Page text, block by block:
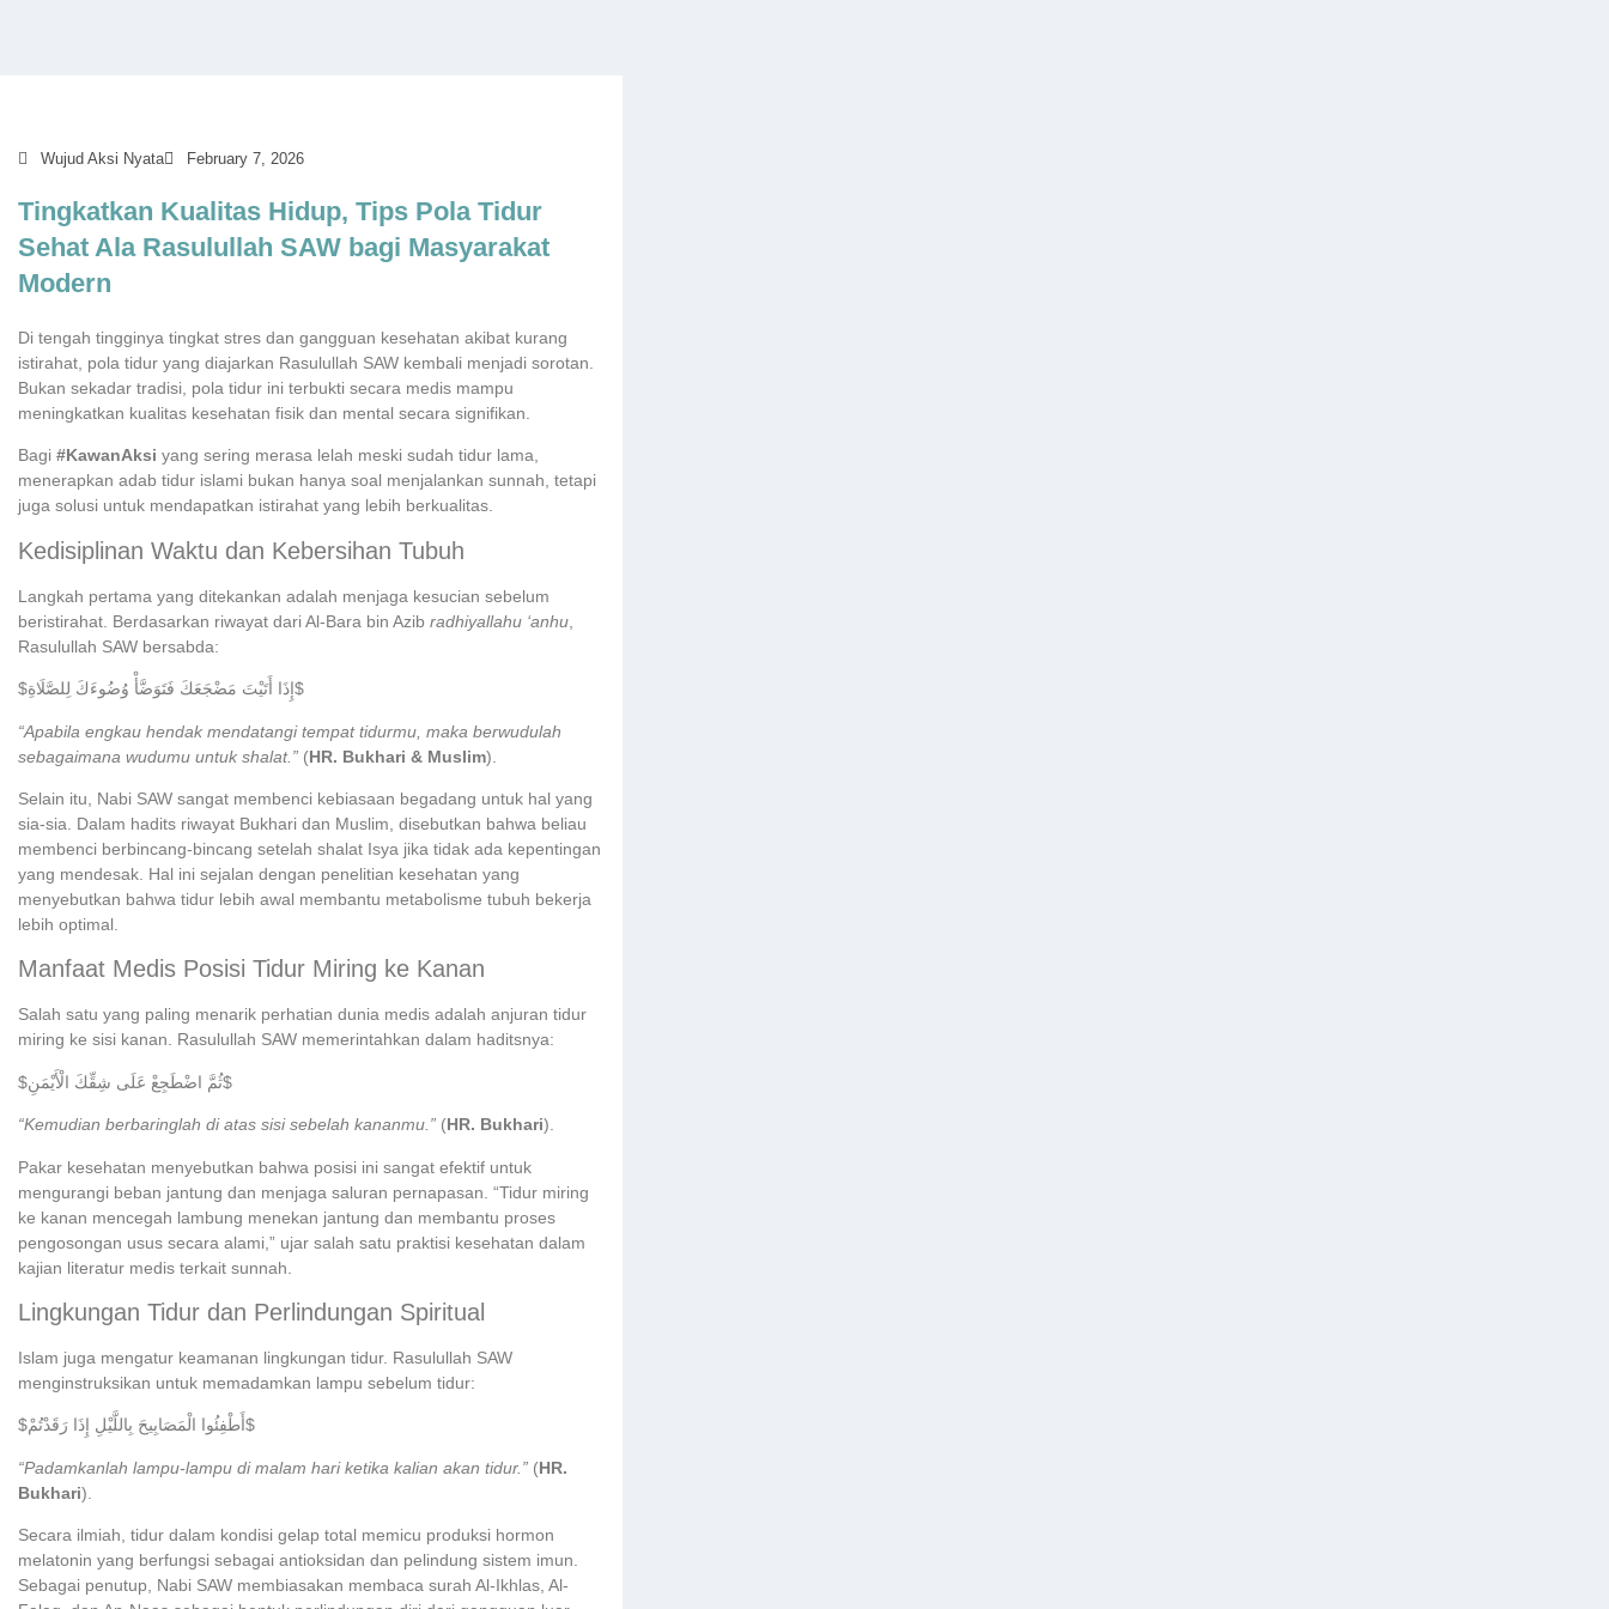
Wujud Aksi Nyata February 7, 2026
Tingkatkan Kualitas Hidup, Tips Pola Tidur
Sehat Ala Rasulullah SAW bagi Masyarakat
Modern
Di tengah tingginya tingkat stres dan gangguan kesehatan akibat kurang
istirahat, pola tidur yang diajarkan Rasulullah SAW kembali menjadi sorotan.
Bukan sekadar tradisi, pola tidur ini terbukti secara medis mampu
meningkatkan kualitas kesehatan fisik dan mental secara signifikan.
Bagi #KawanAksi yang sering merasa lelah meski sudah tidur lama,
menerapkan adab tidur islami bukan hanya soal menjalankan sunnah, tetapi
juga solusi untuk mendapatkan istirahat yang lebih berkualitas.
Kedisiplinan Waktu dan Kebersihan Tubuh
Langkah pertama yang ditekankan adalah menjaga kesucian sebelum
beristirahat. Berdasarkan riwayat dari Al-Bara bin Azib radhiyallahu ‘anhu
Rasulullah SAW bersabda:
$إِذَا أَتَيْتَ مَضْجَعَكَ فَتَوَضَّأْ وُضُوءَكَ لِلصَّلَاةِ$
“Apabila engkau hendak mendatangi tempat tidurmu, maka berwudulah
sebagaimana wudumu untuk shalat.” (HR. Bukhari & Muslim).
Selain itu, Nabi SAW sangat membenci kebiasaan begadang untuk hal yang
sia-sia. Dalam hadits riwayat Bukhari dan Muslim, disebutkan bahwa beliau
membenci berbincang-bincang setelah shalat Isya jika tidak ada kepentingan
yang mendesak. Hal ini sejalan dengan penelitian kesehatan yang
menyebutkan bahwa tidur lebih awal membantu metabolisme tubuh bekerja
lebih optimal.
Manfaat Medis Posisi Tidur Miring ke Kanan
Salah satu yang paling menarik perhatian dunia medis adalah anjuran tidur
miring ke sisi kanan. Rasulullah SAW memerintahkan dalam haditsnya:
$ثُمَّ اضْطَجِعْ عَلَى شِقِّكَ الْأَيْمَنِ$
“Kemudian berbaringlah di atas sisi sebelah kananmu.” (HR. Bukhari).
Pakar kesehatan menyebutkan bahwa posisi ini sangat efektif untuk
mengurangi beban jantung dan menjaga saluran pernapasan. “Tidur miring
ke kanan mencegah lambung menekan jantung dan membantu proses
pengosongan usus secara alami,” ujar salah satu praktisi kesehatan dalam
kajian literatur medis terkait sunnah.
Lingkungan Tidur dan Perlindungan Spiritual
Islam juga mengatur keamanan lingkungan tidur. Rasulullah SAW
menginstruksikan untuk memadamkan lampu sebelum tidur:
$أَطْفِئُوا الْمَصَابِيحَ بِاللَّيْلِ إِذَا رَقَدْتُمْ$
“Padamkanlah lampu-lampu di malam hari ketika kalian akan tidur.” (HR.
Bukhari).
Secara ilmiah, tidur dalam kondisi gelap total memicu produksi hormon
melatonin yang berfungsi sebagai antioksidan dan pelindung sistem imun.
Sebagai penutup, Nabi SAW membiasakan membaca surah Al-Ikhlas, Al-